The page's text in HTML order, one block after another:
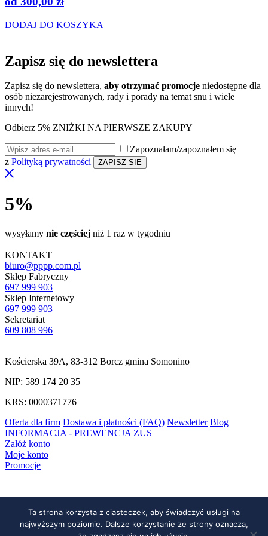
DODAJ DO KOSZYKA
Zapisz się do newslettera
Zapisz się do newslettera, aby otrzymać promocje niedostępne dla
osób niezarejestrowanych, rady i porady na temat snu i wiele
innych!
Odbierz 5% ZNIŻKI NA PIERWSZE ZAKUPY
Zapoznałam/zapoznałem się
z Polityką prywatności
5%
wysyłamy nie częściej niż 1 raz w tygodniu
KONTAKT
biuro@pppp.com.pl
Sklep Fabryczny
697 999 903
Sklep Internetowy
697 999 903
Sekretariat
609 808 996
Kościerska 39A, 83-312 Borcz gmina Somonino
NIP: 589 174 20 35
KRS: 0000371776
Oferta dla firm Dostawa i płatności (FAQ) Newsletter Blog
INFORMACJA - PREWENCJA ZUS
Załóż konto
Moje konto
Promocje
Ta strona korzysta z ciasteczek, aby świadczyć usługi na
najwyższym poziomie. Dalsze korzystanie ze strony oznacza,